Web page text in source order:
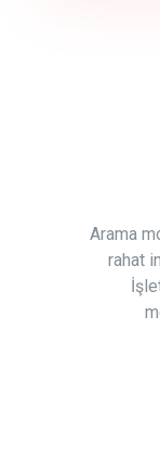
Arama
rahat